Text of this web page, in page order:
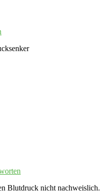
Blutdruck nicht